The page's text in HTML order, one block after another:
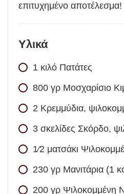
επιτυχημένο αποτέλεσμα!
Υλικά
1 κιλό Πατάτες
800 γρ Μοσχαρίσιο
2 Κρεμμύδια,
3 σκελίδες Σκόρδο,
1⁄2 ματσάκι
230 γρ Μανιτάρια (1
200 γρ Ψιλοκομμένη